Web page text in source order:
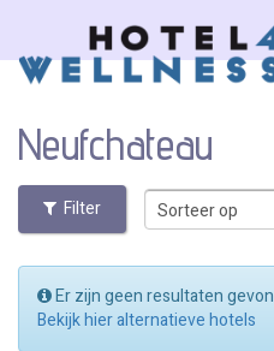
Neufchateau
Filter
Er zijn geen resultaten
Bekijk hier alternatieve hotels